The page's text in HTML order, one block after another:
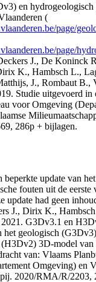
en
(
page/
page/
J., De Koninck
K., Hambsch L.,
J., Rombaut B.,
Studie uitgevoerd in
voor Omgeving
286p + bijlagen.
beperkte update van
fouten uit de eerste
update had geen
J., Dirix K.,
G3Dv3.1 en
het geologisch
3D-model van
van: Vlaams
Omgeving) en
2020/RMA/R/2203,